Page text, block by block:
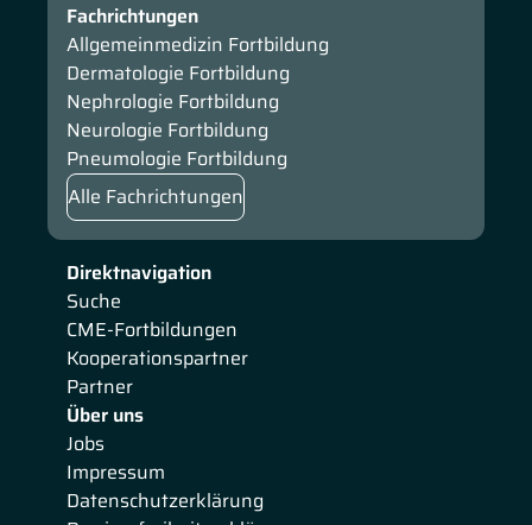
Direktnavigation
Suche
CME-Fortbildungen
Kooperationspartner
Partner
Über uns
Jobs
Impressum
Datenschutzerklärung
Fachrichtungen
Allgemeinmedizin Fortbildung
Dermatologie Fortbildung
Nephrologie Fortbildung
Neurologie Fortbildung
Pneumologie Fortbildung
Alle Fachrichtungen